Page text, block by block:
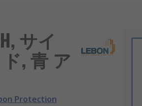
サイ
, 青 ア
Protection